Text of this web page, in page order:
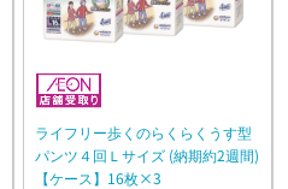
ライフリー歩くのらくらくうす型
パンツ４回Ｌサイズ (納期約2週間)
【ケース】16枚×3